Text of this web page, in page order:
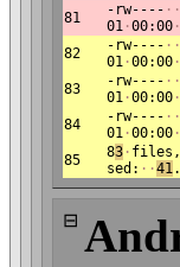
81
-rw---- · ·
01 ·00:00 ·
82
-rw---- · ·
01 ·00:00 ·
83
-rw---- · ·
01 ·00:00 ·
84
-rw---- · ·
01 ·00:00 ·
85
83 · files,
sed: · ·41.
⊟